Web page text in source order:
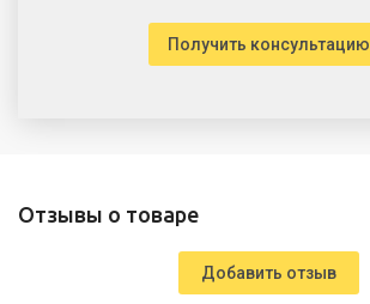
Получить консультацию
Отзывы о товаре
Добавить отзыв